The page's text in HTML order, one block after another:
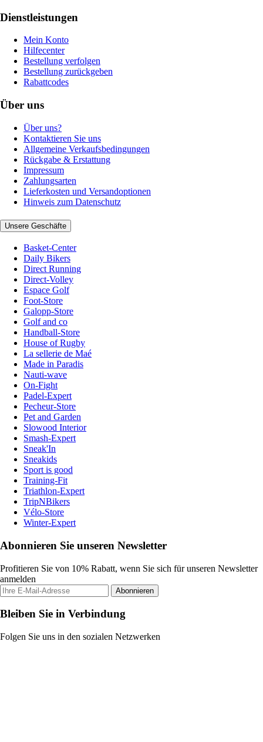
Dienstleistungen
Mein Konto
Hilfecenter
Bestellung verfolgen
Bestellung zurückgeben
Rabattcodes
Über uns
Über uns?
Kontaktieren Sie uns
Allgemeine Verkaufsbedingungen
Rückgabe & Erstattung
Impressum
Zahlungsarten
Lieferkosten und Versandoptionen
Hinweis zum Datenschutz
Unsere Geschäfte
Basket-Center
Daily Bikers
Direct Running
Direct-Volley
Espace Golf
Foot-Store
Galopp-Store
Golf and co
Handball-Store
House of Rugby
La sellerie de Maé
Made in Paradis
Nauti-wave
On-Fight
Padel-Expert
Pecheur-Store
Pet and Garden
Slowood Interior
Smash-Expert
Sneak'In
Sneakids
Sport is good
Training-Fit
Triathlon-Expert
TripNBikers
Vélo-Store
Winter-Expert
Abonnieren Sie unseren Newsletter
Profitieren Sie von 10% Rabatt, wenn Sie sich für unseren Newsletter
anmelden
Abonnieren
Bleiben Sie in Verbindung
Folgen Sie uns in den sozialen Netzwerken